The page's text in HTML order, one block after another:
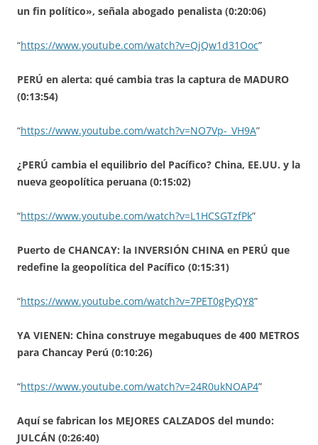
un fin político», señala abogado penalista (0:20:06)
“https://www.youtube.com/watch?v=QjQw1d31Ooc”
PERÚ en alerta: qué cambia tras la captura de MADURO
(0:13:54)
“https://www.youtube.com/watch?v=NO7Vp-_VH9A”
¿PERÚ cambia el equilibrio del Pacífico? China, EE.UU. y la
nueva geopolítica peruana (0:15:02)
“https://www.youtube.com/watch?v=L1HCSGTzfPk”
Puerto de CHANCAY: la INVERSIÓN CHINA en PERÚ que
redefine la geopolítica del Pacífico (0:15:31)
“https://www.youtube.com/watch?v=7PET0gPyQY8”
YA VIENEN: China construye megabuques de 400 METROS
para Chancay Perú (0:10:26)
“https://www.youtube.com/watch?v=24R0ukNOAP4”
Aquí se fabrican los MEJORES CALZADOS del mundo:
JULCÁN (0:26:40)